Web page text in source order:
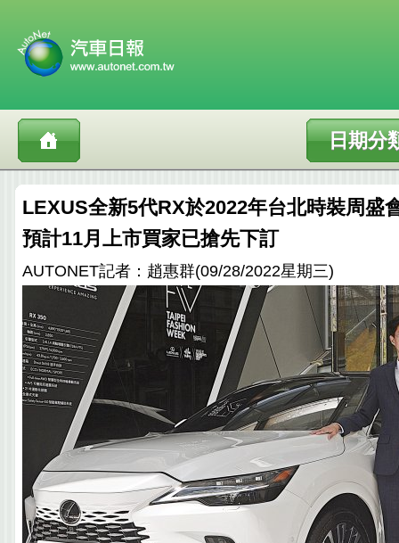
日期分
LEXUS全新5代RX於2022年台北時裝周盛
預計11月上市買家已搶先下訂
AUTONET記者：趙惠群(09/28/2022星期三)